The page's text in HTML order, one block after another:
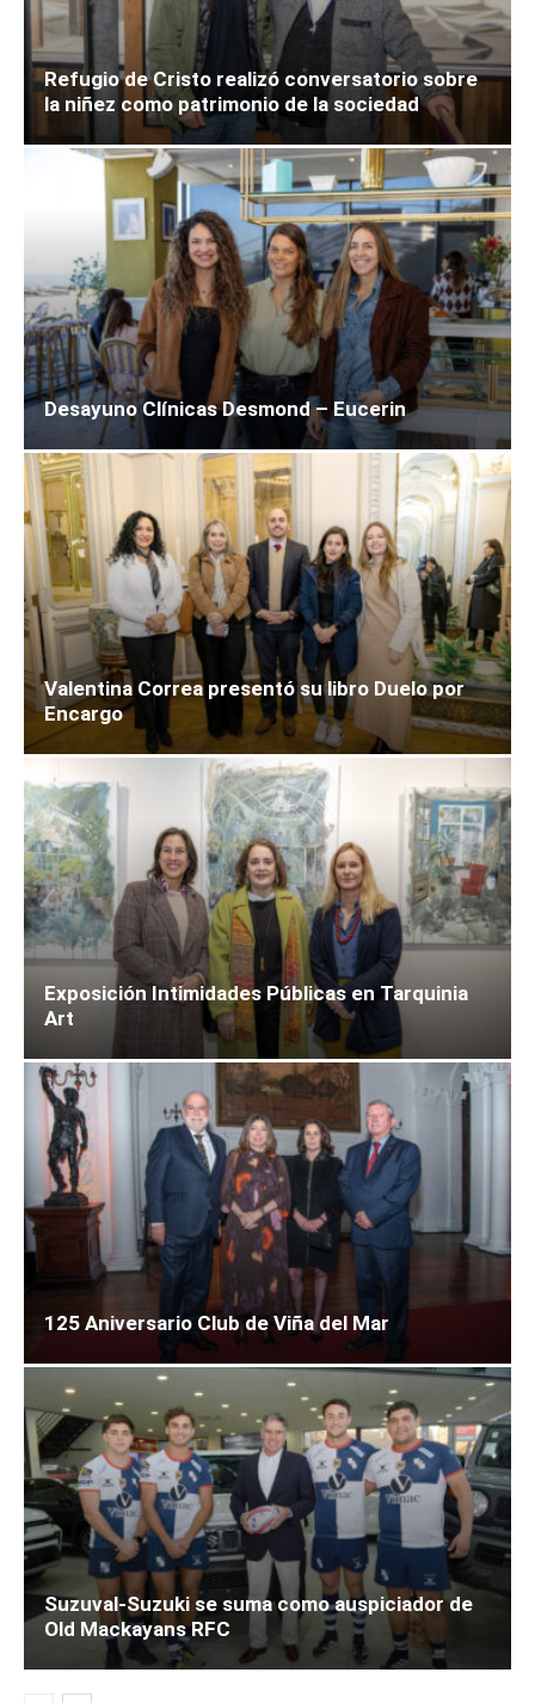
Refugio de Cristo realizó conversatorio sobre
la niñez como patrimonio de la sociedad
Desayuno Clínicas Desmond – Eucerin
Valentina Correa presentó su libro Duelo por
Encargo
Exposición Intimidades Públicas en Tarquinia
Art
125 Aniversario Club de Viña del Mar
Suzuval-Suzuki se suma como auspiciador de
Old Mackayans RFC